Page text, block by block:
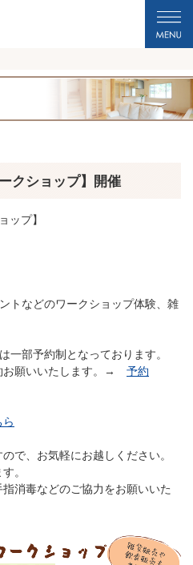
・坂井市の注文住宅・新築戸建てを手が
宅・新築戸建てを手がける工務店なら小澤
クショップ】開催
ップ】
トなどのワークショップ体験、雑
一部予約制となっております。
お願いいたします。→ 予約
ら
で、お気軽にお越しください。
。
消毒などのご協力をお願いいた